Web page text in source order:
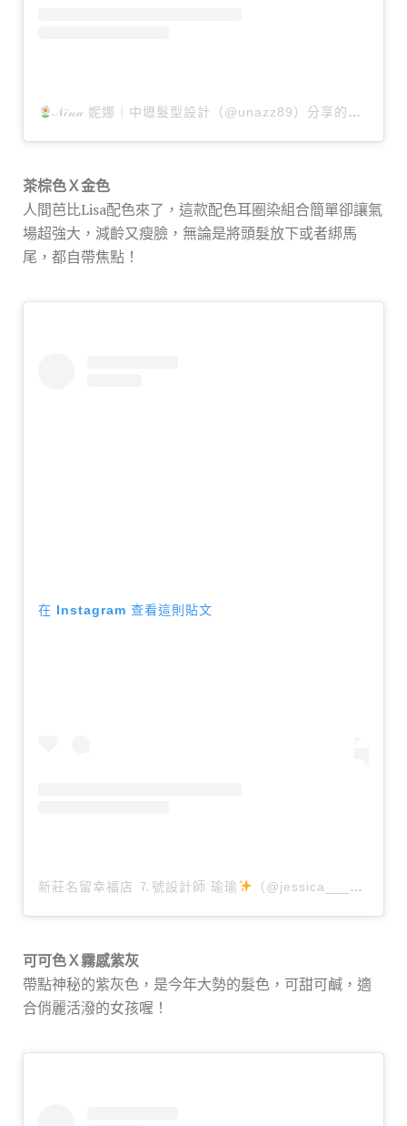
𝒩𝒾𝓃𝒶 妮娜｜中壢髮型設計（@unazz89）分享的貼文
茶棕色Ｘ金色
人間芭比Lisa配色來了，這款配色耳圈染組合簡單卻讓氣
場超強大，減齡又瘦臉，無論是將頭髮放下或者綁馬
尾，都自帶焦點！
在 Instagram 查看這則貼文
新莊名留幸福店 ⒎號設計師 瑜瑜 （@jessica___hair）分享的貼文
可可色Ｘ霧感紫灰
帶點神秘的紫灰色，是今年大勢的髮色，可甜可鹹，適
合俏麗活潑的女孩喔！